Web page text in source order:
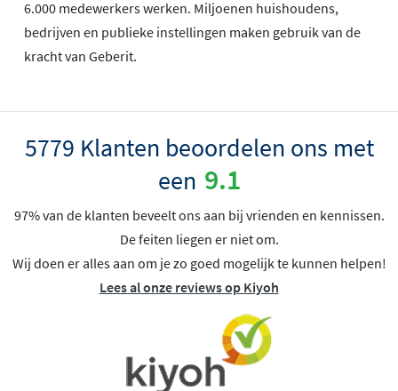
6.000 medewerkers werken. Miljoenen huishoudens,
bedrijven en publieke instellingen maken gebruik van de
kracht van Geberit.
5779 Klanten beoordelen ons met
een 9.1
97% van de klanten beveelt ons aan bij vrienden en kennissen.
De feiten liegen er niet om.
Wij doen er alles aan om je zo goed mogelijk te kunnen helpen!
Lees al onze reviews op Kiyoh